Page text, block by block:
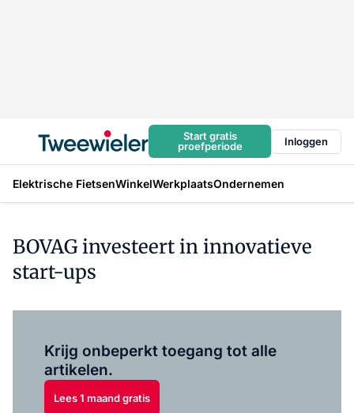
Start gratis
proefperiode
Inloggen
Elektrische FietsenWinkelWerkplaatsOndernemen
BOVAG investeert in innovatieve
start-ups
Krijg onbeperkt toegang tot alle
artikelen.
Lees 1 maand gratis